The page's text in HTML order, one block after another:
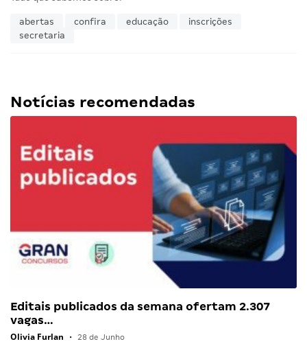
abertas confira educação
inscrições
secretaria
Notícias recomendadas
Editais publicados da semana ofertam 2.307
vagas…
Olivia Furlan • 28 de Junho